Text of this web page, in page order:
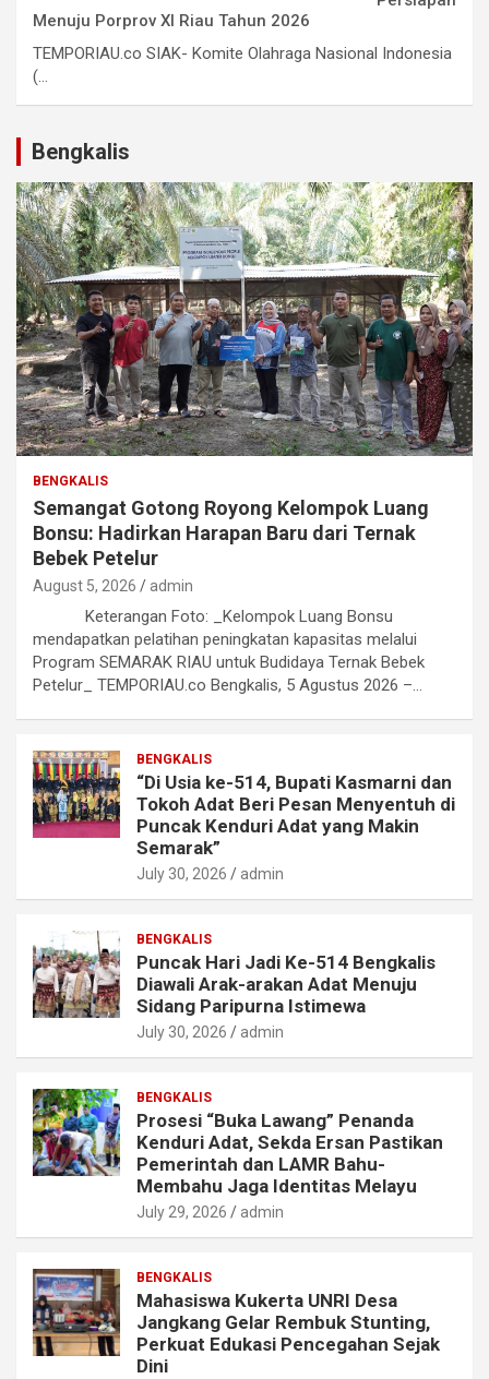
Menuju Porprov XI Riau Tahun 2026
TEMPORIAU.co SIAK- Komite Olahraga Nasional Indonesia
(...
Bengkalis
BENGKALIS
Semangat Gotong Royong Kelompok Luang
Bonsu: Hadirkan Harapan Baru dari Ternak
Bebek Petelur
August 5, 2026 admin
Keterangan Foto: _Kelompok Luang Bonsu
mendapatkan pelatihan peningkatan kapasitas melalui
Program SEMARAK RIAU untuk Budidaya Ternak Bebek
Petelur_ TEMPORIAU.co Bengkalis, 5 Agustus 2026 –…
BENGKALIS
“Di Usia ke-514, Bupati Kasmarni dan
Tokoh Adat Beri Pesan Menyentuh di
Puncak Kenduri Adat yang Makin
Semarak”
July 30, 2026 admin
BENGKALIS
Puncak Hari Jadi Ke-514 Bengkalis
Diawali Arak-arakan Adat Menuju
Sidang Paripurna Istimewa
July 30, 2026 admin
BENGKALIS
Prosesi “Buka Lawang” Penanda
Kenduri Adat, Sekda Ersan Pastikan
Pemerintah dan LAMR Bahu-
Membahu Jaga Identitas Melayu
July 29, 2026 admin
BENGKALIS
Mahasiswa Kukerta UNRI Desa
Jangkang Gelar Rembuk Stunting,
Perkuat Edukasi Pencegahan Sejak
Dini